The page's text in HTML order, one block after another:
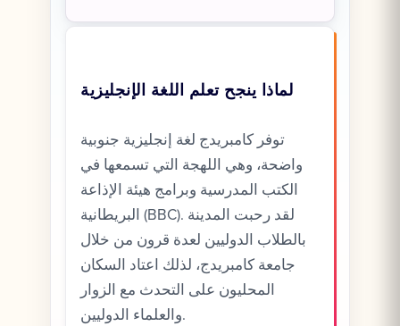
لماذا ينجح تعلم اللغة الإنجليزية
توفر كامبريدج لغة إنجليزية جنوبية
واضحة، وهي اللهجة التي تسمعها في
الكتب المدرسية وبرامج هيئة الإذاعة
البريطانية (BBC). لقد رحبت المدينة
بالطلاب الدوليين لعدة قرون من خلال
جامعة كامبريدج، لذلك اعتاد السكان
المحليون على التحدث مع الزوار
والعلماء الدوليين.